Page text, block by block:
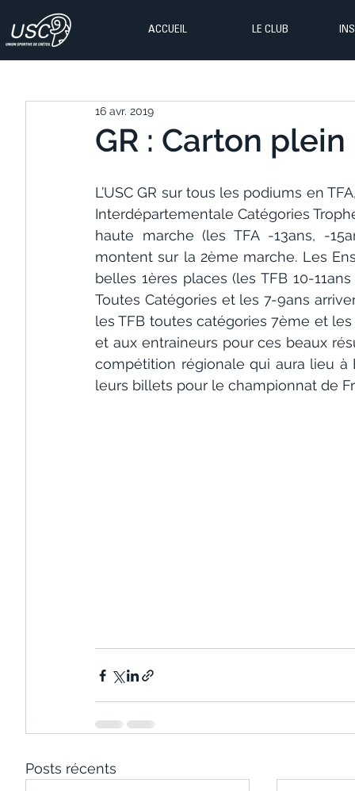
ACCUEIL LE CLUB
GR : Carton plein
16 avr. 2019
L’USC GR sur tous les podiums en
Interdépartementale Catégories
haute marche (les TFA -13ans, -
montent sur la 2ème marche. Les
belles 1ères places (les TFB 10-
Toutes Catégories et les 7-9ans
les TFB toutes catégories 7ème et
et aux entraineurs pour ces beaux
compétition régionale qui aura lieu à
leurs billets pour le championnat de
Posts récents